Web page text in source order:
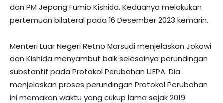
dan PM Jepang Fumio Kishida. Keduanya melakukan
pertemuan bilateral pada 16 Desember 2023 kemarin.
Menteri Luar Negeri Retno Marsudi menjelaskan Jokowi
dan Kishida menyambut baik selesainya perundingan
substantif pada Protokol Perubahan IJEPA. Dia
menjelaskan proses perundingan Protokol Perubahan
ini memakan waktu yang cukup lama sejak 2019.